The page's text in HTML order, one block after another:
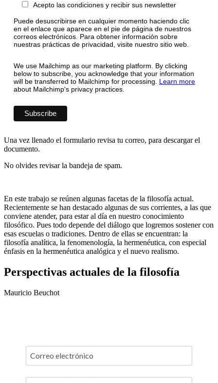
Acepto las condiciones y recibir sus newsletter
Puede desuscribirse en cualquier momento haciendo clic
en el enlace que aparece en el pie de página de nuestros
correos electrónicos. Para obtener información sobre
nuestras prácticas de privacidad, visite nuestro sitio web.
We use Mailchimp as our marketing platform. By clicking
below to subscribe, you acknowledge that your information
will be transferred to Mailchimp for processing. Learn more
about Mailchimp's privacy practices.
Una vez llenado el formulario revisa tu correo, para descargar el
documento.
No olvides revisar la bandeja de spam.
En este trabajo se reúnen algunas facetas de la filosofía actual.
Recientemente se han destacado algunas de sus corrientes, a las que
conviene atender, para estar al día en nuestro conocimiento
filosófico. Pues todo depende del diálogo que logremos sostener con
esas escuelas o tradiciones. Dentro de ellas se encuentran: la
filosofía analítica, la fenomenología, la hermenéutica, con especial
énfasis en la hermenéutica analógica y el nuevo realismo.
Perspectivas actuales de la filosofía
Mauricio Beuchot